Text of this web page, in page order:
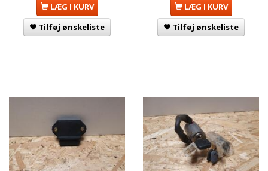
LÆG I KURV
Tilføj ønskeliste
LÆG I KURV
Tilføj ønskeliste